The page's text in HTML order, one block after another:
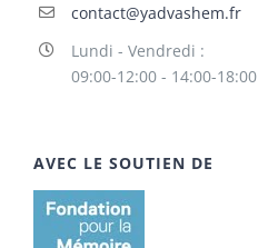
contact@yadvashem.fr
Lundi - Vendredi :
09:00-12:00 - 14:00-18:00
AVEC LE SOUTIEN DE